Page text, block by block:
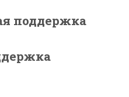
поддержка